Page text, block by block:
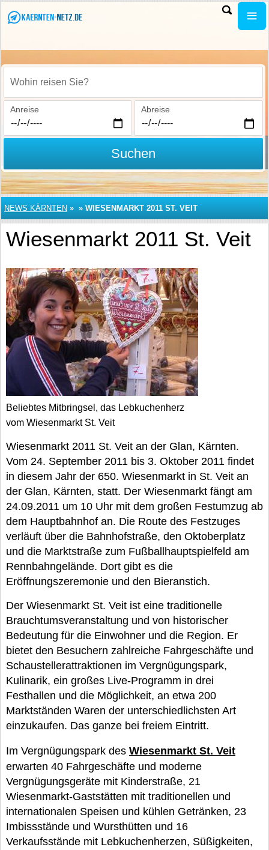
Wohin reisen Sie?
Anreise Abreise
Suchen
NEWS KÄRNTEN » » WIESENMARKT 2011 ST. VEIT
Wiesenmarkt 2011 St. Veit
Beliebtes Mitbringsel, das Lebkuchenherz
vom Wiesenmarkt St. Veit
Wiesenmarkt 2011 St. Veit an der Glan, Kärnten.
Vom 24. September 2011 bis 3. Oktober 2011 findet
in diesem Jahr der 650. Wiesenmarkt in St. Veit an
der Glan, Kärnten, statt. Der Wiesenmarkt fängt am
24.09.2011 um 10 Uhr mit dem großen Festumzug ab
dem Hauptbahnhof an. Die Route des Festzuges
verläuft über die Bahnhofstraße, den Oktoberplatz
und die Marktstraße zum Fußballhauptspielfeld am
Rennbahngelände. Dort gibt es die
Eröffnungszeremonie und den Bieranstich.
Der Wiesenmarkt St. Veit ist eine traditionelle
Brauchtumsveranstaltung und von historischer
Bedeutung für die Einwohner und die Region. Er
bietet den Besuchern zahlreiche Fahrgeschäfte und
Schaustellerattraktionen im Vergnügungspark,
Kulinarik, ein großes Live-Programm in drei
Festhallen und die Möglichkeit, an etwa 200
Marktständen Waren der unterschiedlichsten Art
einzukaufen. Das ganze bei freiem Eintritt.
Im Vergnügungspark des Wiesenmarkt St. Veit
erwarten 40 Fahrgeschäfte und moderne
Vergnügungsgeräte mit Kinderstraße, 21
Wiesenmarkt-Gaststätten mit traditionellen und
internationalen Speisen und kühlen Getränken, 23
Imbissstände und Wursthütten und 16
Verkaufsstände mit Lebkuchenherzen, Süßigkeiten,